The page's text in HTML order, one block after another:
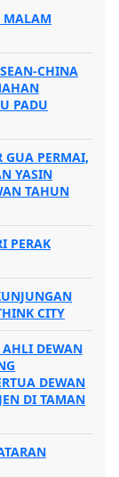
MALAM
CHINA
PADU
GUA PERMAI,
YASIN
TAHUN
PERAK
CITY
AHLI DEWAN
DEWAN
DI TAMAN